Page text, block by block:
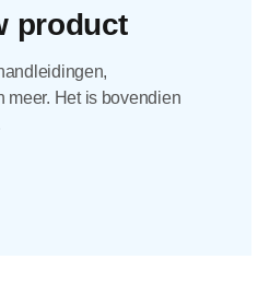
product
meer. Het is bovendien